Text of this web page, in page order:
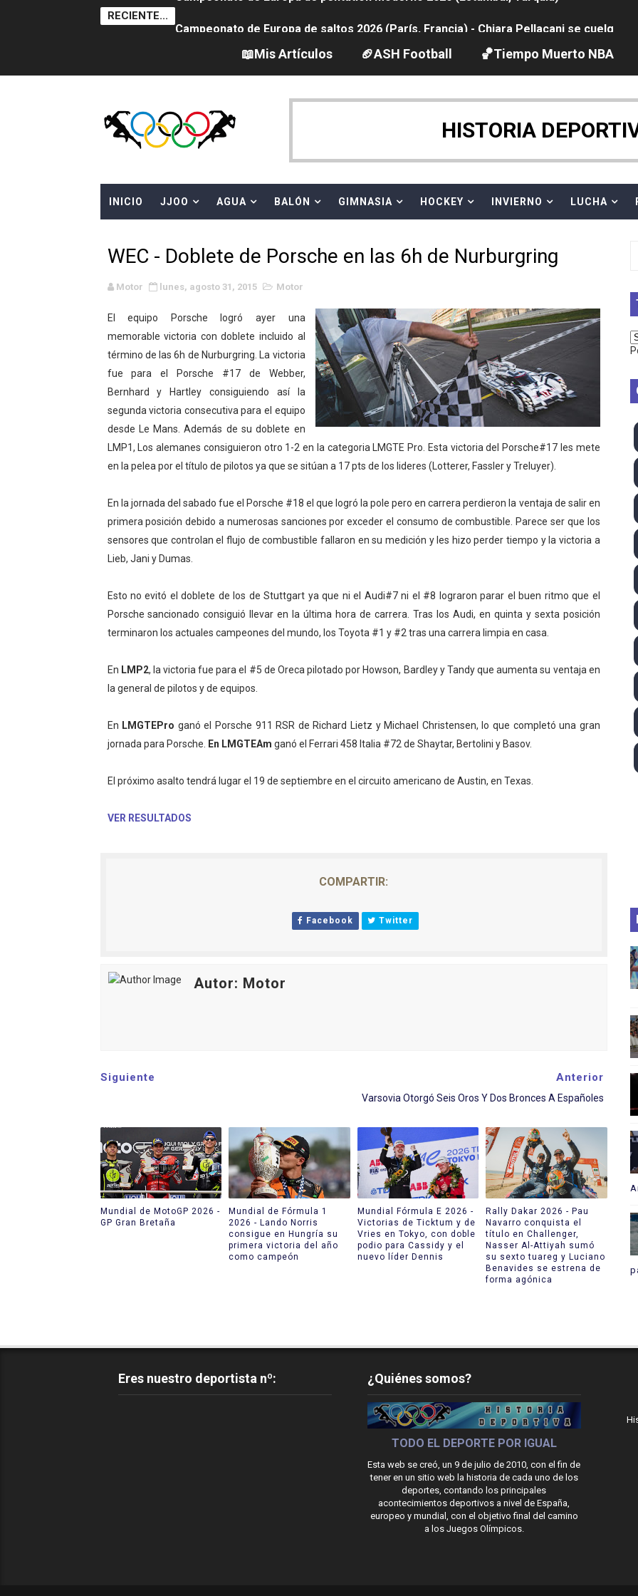
RECIENTE...
Campeonato de Europa de natación artística 2026 (París, Francia) - España se lleva 8
Canadá Open 2026
Tour de Francia femenino 2026 - Etapa 4
Campeonato de Europa en aguas abiertas 2026 (París, Francia) - Ángela Martínez 5ª
Mundial de MotoGP 2026 - GP Gran Bretaña
Grandes éxitos por fin para Chelsea Green, Chad Gable y Baron Corbin en
Campeonato de Europa de MTB 2026 (Monteceneri, Suiza) - Charlie Aldridge y Sina
Campeonato de Europa de remo 2026 (Varese, Italia) - Rumanía, Alemania y Gran
Mundial de lacrosse femenino 2026 (Tokio, Japón) - Estados Unidos invencibles, ya
Máxima celebración en el último Impact! con Jason Hotch como nuevo TNA
Mundial de esgrima 2026 (Hong Kong) - La delegación italiana arrasa con 4 oros y 4
Raquel Rodriguez es la nueva monarca Intercontinental, su primer título individual en
Athletes Unlimited Softball League 2026 - Las Utah Talons son bicampeonas de la
Mundial de piragüismo slalom 2026 (Oklahoma City, Estados Unidos) - Miquel Travé
AEW - Willow al fin es campeona mundial y Maya World arrebata el título TBS a Hikaru
Tour de Francia masculino 2026 - Tadej Pogacar entra en el selecto grupo de los
Mundial de Fórmula 1 2026 - Lando Norris consigue en Hungría su primera victoria
Copa del Mundo femenina 2026 - Estados Unidos campeón dejando a España a las
Mundial Fórmula E 2026 - Victorias de Ticktum y de Vries en Tokyo, con doble podio
Women's Football Alliance 2026 - Minnesota Vixen consigue su ansiado primer título de
Campeonato de Europa de pentatlón moderno 2026 (Estambul, Turquía)
📖Mis Artículos 🏈ASH Football 🏀Tiempo Muerto NBA
HISTORIA
INICIO JJOO AGUA BALÓN GIMNASIA HOCKEY INVIERNO LUCHA
WEC - Doblete de Porsche en las 6h de Nurburgring
Motor lunes, agosto 31, 2015 Motor
El equipo Porsche logró ayer una
memorable victoria con doblete incluido al
término de las 6h de Nurburgring. La victoria
fue para el Porsche #17 de Webber,
Bernhard y Hartley consiguiendo así la
segunda victoria consecutiva para el equipo
desde Le Mans. Además de su doblete en
LMP1, Los alemanes consiguieron otro 1-2 en la categoria LMGTE Pro. Esta victoria del Porsche#17 les mete
en la pelea por el título de pilotos ya que se sitúan a 17 pts de los lideres (Lotterer, Fassler y Treluyer).
En la jornada del sabado fue el Porsche #18 el que logró la pole pero en carrera perdieron la ventaja de salir en
primera posición debido a numerosas sanciones por exceder el consumo de combustible. Parece ser que los
sensores que controlan el flujo de combustible fallaron en su medición y les hizo perder tiempo y la victoria a
Lieb, Jani y Dumas.
Esto no evitó el doblete de los de Stuttgart ya que ni el Audi#7 ni el #8 lograron parar el buen ritmo que el
Porsche sancionado consiguió llevar en la última hora de carrera. Tras los Audi, en quinta y sexta posición
terminaron los actuales campeones del mundo, los Toyota #1 y #2 tras una carrera limpia en casa.
En LMP2, la victoria fue para el #5 de Oreca pilotado por Howson, Bardley y Tandy que aumenta su ventaja en
la general de pilotos y de equipos.
En LMGTEPro ganó el Porsche 911 RSR de Richard Lietz y Michael Christensen, lo que completó una gran
jornada para Porsche.
En LMGTEAm ganó el Ferrari 458 Italia #72 de Shaytar, Bertolini y Basov.
El próximo asalto tendrá lugar el 19 de septiembre en el circuito americano de Austin, en Texas.
VER RESULTADOS
COMPARTIR:
Facebook Twitter
Autor: Motor
Siguiente Anterior
Varsovia Otorgó Seis Oros Y Dos Bronces A Españoles
Mundial de MotoGP 2026 -
GP Gran Bretaña
Mundial de Fórmula 1
2026 - Lando Norris
consigue en Hungría su
primera victoria del año
como campeón
Mundial Fórmula E 2026 -
Victorias de Ticktum y de
Vries en Tokyo, con doble
podio para Cassidy y el
nuevo líder Dennis
Rally Dakar 2026 - Pau
Navarro conquista el
título en Challenger,
Nasser Al-Attiyah sumó
su sexto tuareg y Luciano
Benavides se estrena de
forma agónica
Eres nuestro deportista nº: ¿Quiénes somos?
TODO EL DEPORTE POR IGUAL
Esta web se creó, un 9 de julio de 2010, con el fin de
tener en un sitio web la historia de cada uno de los
deportes, contando los principales
acontecimientos deportivos a nivel de España,
europeo y mundial, con el objetivo final del camino
a los Juegos Olímpicos.